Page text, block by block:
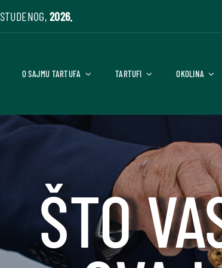
2026.
O SAJMU TARTUFA TARTUFI OKOLINA
ŠTO